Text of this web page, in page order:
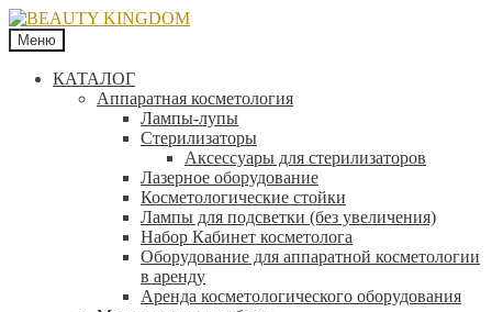
Меню
КАТАЛОГ
Аппаратная косметология
Лампы-лупы
Стерилизаторы
Аксессуары для стерилизаторов
Лазерное оборудование
Косметологические стойки
Лампы для подсветки (без увеличения)
Набор Кабинет косметолога
Оборудование для аппаратной косметологии
в аренду
Аренда косметологического оборудования